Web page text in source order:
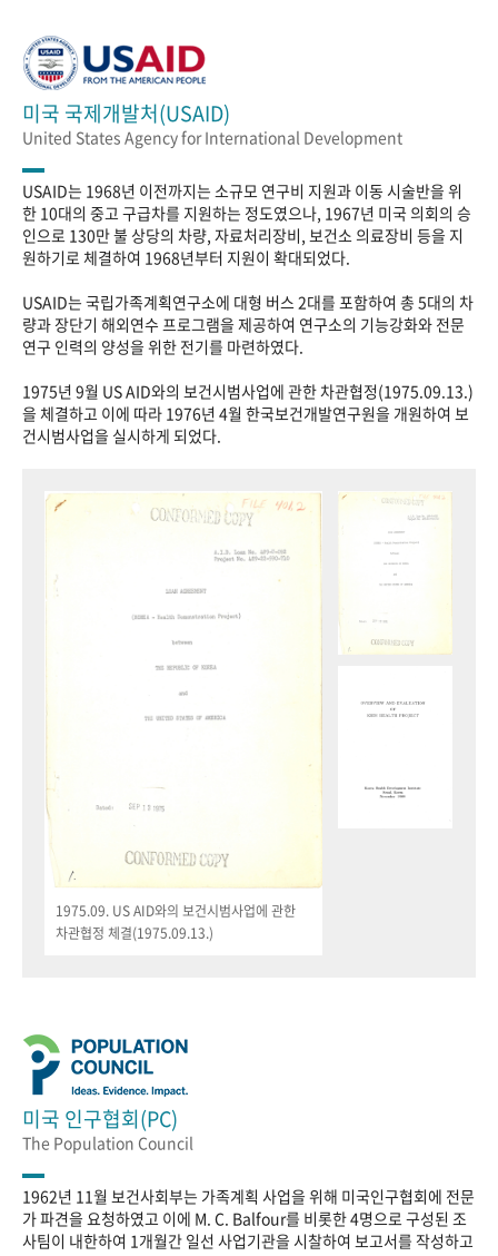
미국 국제개발처(USAID)
United States Agency for International Development
USAID는 1968년 이전까지는 소규모 연구비 지원과 이동 시술반을 위
한 10대의 중고 구급차를 지원하는 정도였으나, 1967년 미국 의회의 승
인으로 130만 불 상당의 차량, 자료처리장비, 보건소 의료장비 등을 지
원하기로 체결하여 1968년부터 지원이 확대되었다.
USAID는 국립가족계획연구소에 대형 버스 2대를 포함하여 총 5대의 차
량과 장단기 해외연수 프로그램을 제공하여 연구소의 기능강화와 전문
연구 인력의 양성을 위한 전기를 마련하였다.
1975년 9월 US AID와의 보건시범사업에 관한 차관협정(1975.09.13.)
을 체결하고 이에 따라 1976년 4월 한국보건개발연구원을 개원하여 보
건시범사업을 실시하게 되었다.
1975.09. US AID와의 보건시범사업에 관한
차관협정 체결(1975.09.13.)
미국 인구협회(PC)
The Population Council
1962년 11월 보건사회부는 가족계획 사업을 위해 미국인구협회에 전문
가 파견을 요청하였고 이에 M. C. Balfour를 비롯한 4명으로 구성된 조
사팀이 내한하여 1개월간 일선 사업기관을 시찰하여 보고서를 작성하고